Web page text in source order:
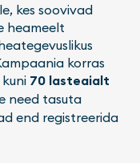
kes soovivad
heameelt
korras
70 lasteaialt
need tasuta
end registreerida